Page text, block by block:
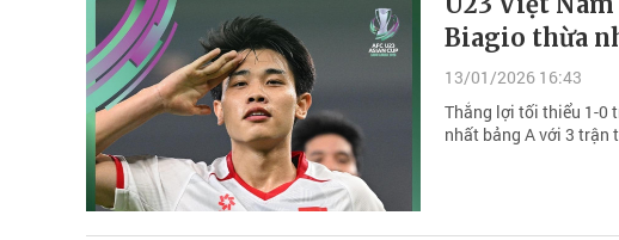
Biagio thừa
13/01/2026 16:43
Thắng lợi tối thiểu 1-0
nhất bảng A với 3 trận